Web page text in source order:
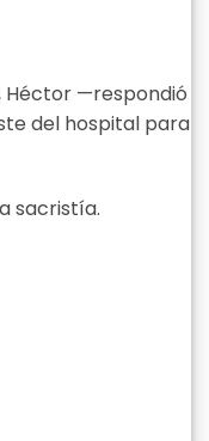
Héctor —respondió
del hospital para
sacristía.